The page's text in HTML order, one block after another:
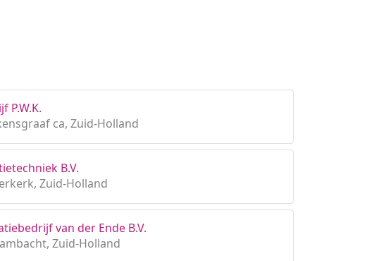
P.W.K.
ca, Zuid-Holland
B.V.
Zuid-Holland
van der Ende B.V.
Zuid-Holland